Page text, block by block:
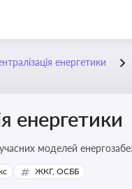
енергетики
енергетики
моделей
громад,
ЖКГ, ОСББ